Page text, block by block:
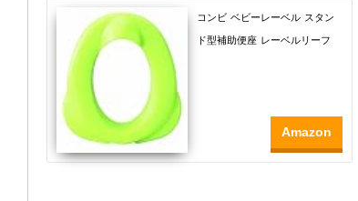
コンビ ベビーレーベル スタン
ド型補助便座 レーベルリーフ
Amazon